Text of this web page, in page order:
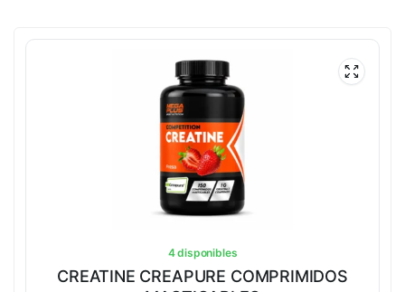
4 disponibles
CREATINE CREAPURE COMPRIMIDOS